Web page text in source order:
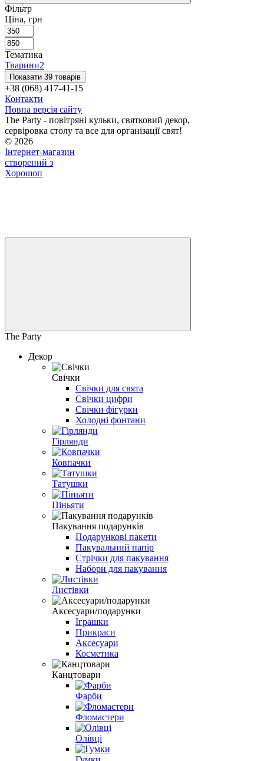
Фільтр
Ціна, грн
Тематика
Тварини2
Показати 39 товарів
+38 (068) 417-41-15
Контакти
Повна версія сайту
The Party - повітряні кульки, святковий декор,
сервіровка столу та все для організації свят!
© 2026
Інтернет-магазин
створений з
Хорошоп
The Party
Декор
Свічки
Свічки для свята
Свічки цифри
Свічки фігурки
Холодні фонтани
Гірлянди
Ковпачки
Татушки
Піньяти
Пакування подарунків
Подарункові пакети
Пакувальний папір
Стрічки для пакування
Набори для пакування
Листівки
Аксесуари/подарунки
Іграшки
Прикраси
Аксесуари
Косметика
Канцтовари
Фарби
Фломастери
Олівці